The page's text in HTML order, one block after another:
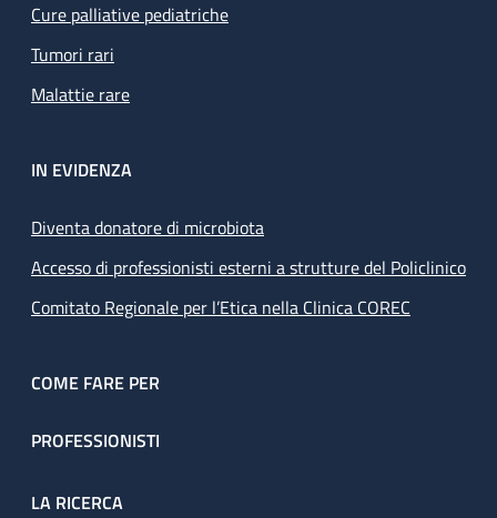
Cure palliative pediatriche
Tumori rari
Malattie rare
IN EVIDENZA
Diventa donatore di microbiota
Accesso di professionisti esterni a strutture del Policlinico
Comitato Regionale per l’Etica nella Clinica COREC
COME FARE PER
PROFESSIONISTI
LA RICERCA